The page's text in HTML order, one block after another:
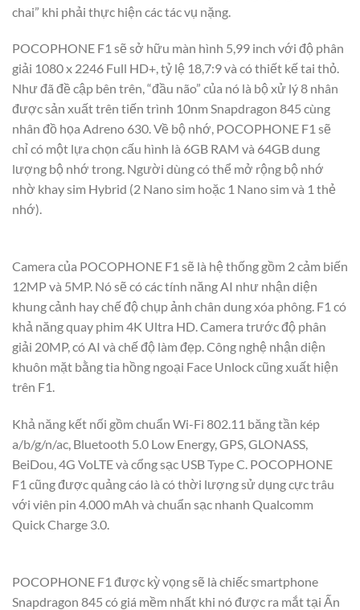
chai” khi phải thực hiện các tác vụ nặng.
POCOPHONE F1 sẽ sở hữu màn hình 5,99 inch với độ phân
giải 1080 x 2246 Full HD+, tỷ lệ 18,7:9 và có thiết kế tai thỏ.
Như đã đề cập bên trên, “đầu não” của nó là bộ xử lý 8 nhân
được sản xuất trên tiến trình 10nm Snapdragon 845 cùng
nhân đồ họa Adreno 630. Về bộ nhớ, POCOPHONE F1 sẽ
chỉ có một lựa chọn cấu hình là 6GB RAM và 64GB dung
lượng bộ nhớ trong. Người dùng có thể mở rộng bộ nhớ
nhờ khay sim Hybrid (2 Nano sim hoặc 1 Nano sim và 1 thẻ
nhớ).
Camera của POCOPHONE F1 sẽ là hệ thống gồm 2 cảm biến
12MP và 5MP. Nó sẽ có các tính năng AI như nhận diện
khung cảnh hay chế độ chụp ảnh chân dung xóa phông. F1 có
khả năng quay phim 4K Ultra HD. Camera trước độ phân
giải 20MP, có AI và chế độ làm đẹp. Công nghệ nhận diện
khuôn mặt bằng tia hồng ngoại Face Unlock cũng xuất hiện
trên F1.
Khả năng kết nối gồm chuẩn Wi-Fi 802.11 băng tần kép
a/b/g/n/ac, Bluetooth 5.0 Low Energy, GPS, GLONASS,
BeiDou, 4G VoLTE và cổng sạc USB Type C. POCOPHONE
F1 cũng được quảng cáo là có thời lượng sử dụng cực trâu
với viên pin 4.000 mAh và chuẩn sạc nhanh Qualcomm
Quick Charge 3.0.
POCOPHONE F1 được kỳ vọng sẽ là chiếc smartphone
Snapdragon 845 có giá mềm nhất khi nó được ra mắt tại Ấn